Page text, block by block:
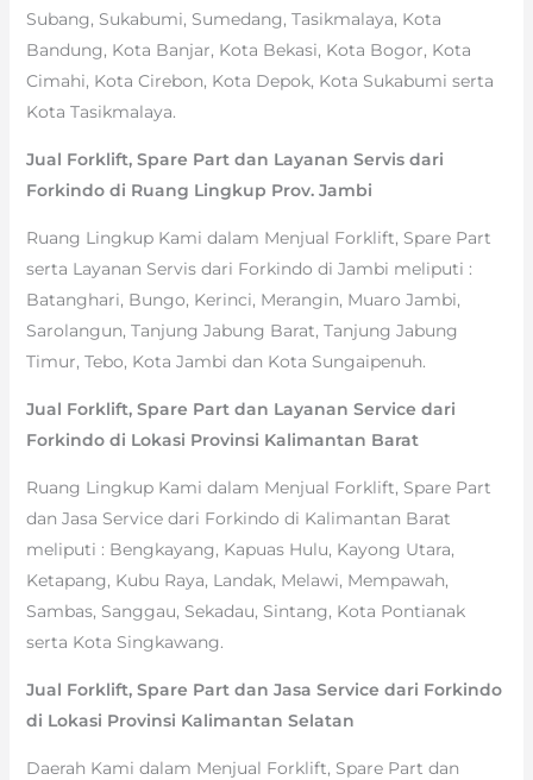
Subang, Sukabumi, Sumedang, Tasikmalaya, Kota
Bandung, Kota Banjar, Kota Bekasi, Kota Bogor, Kota
Cimahi, Kota Cirebon, Kota Depok, Kota Sukabumi serta
Kota Tasikmalaya.
Jual Forklift, Spare Part dan Layanan Servis dari
Forkindo di Ruang Lingkup Prov. Jambi
Ruang Lingkup Kami dalam Menjual Forklift, Spare Part
serta Layanan Servis dari Forkindo di Jambi meliputi :
Batanghari, Bungo, Kerinci, Merangin, Muaro Jambi,
Sarolangun, Tanjung Jabung Barat, Tanjung Jabung
Timur, Tebo, Kota Jambi dan Kota Sungaipenuh.
Jual Forklift, Spare Part dan Layanan Service dari
Forkindo di Lokasi Provinsi Kalimantan Barat
Ruang Lingkup Kami dalam Menjual Forklift, Spare Part
dan Jasa Service dari Forkindo di Kalimantan Barat
meliputi : Bengkayang, Kapuas Hulu, Kayong Utara,
Ketapang, Kubu Raya, Landak, Melawi, Mempawah,
Sambas, Sanggau, Sekadau, Sintang, Kota Pontianak
serta Kota Singkawang.
Jual Forklift, Spare Part dan Jasa Service dari Forkindo
di Lokasi Provinsi Kalimantan Selatan
Daerah Kami dalam Menjual Forklift, Spare Part dan